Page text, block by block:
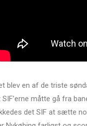
blev en af de triste
SIF’erne måtte gå fra
det SIF at sætte